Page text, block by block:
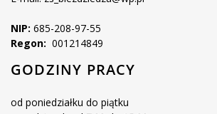
NIP: 685-208-97-55
Regon: 001214849
GODZINY PRACY
od poniedziałku do piątku